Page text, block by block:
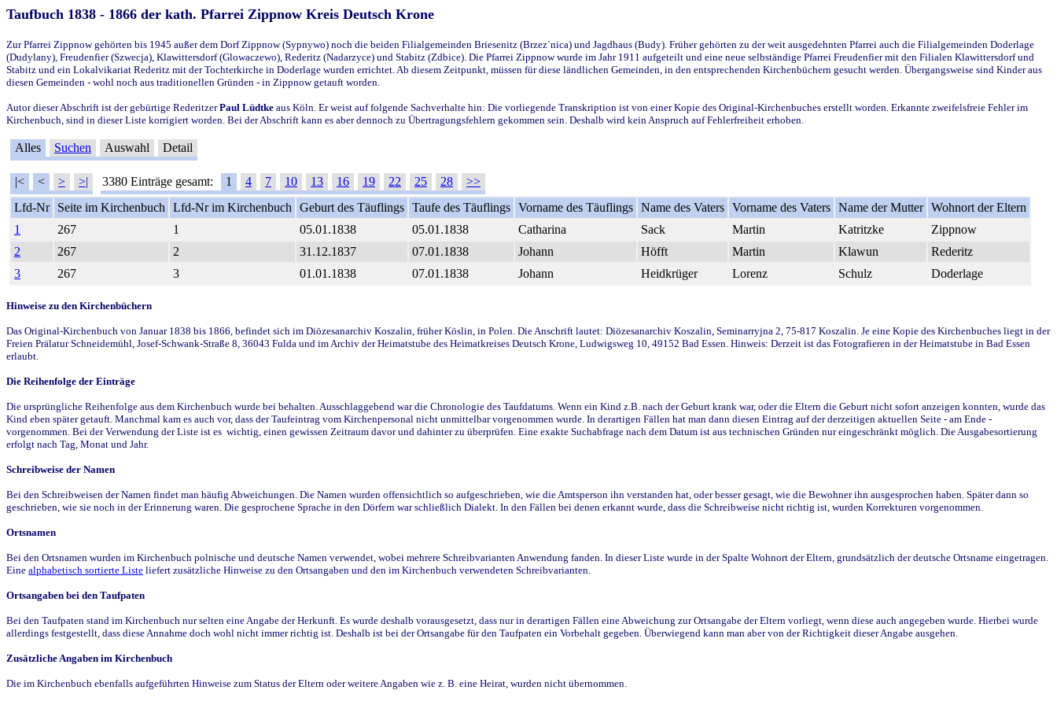
Taufbuch 1838 - 1866 der kath. Pfarrei Zippnow Kreis Deutsch Krone
Zur Pfarrei Zippnow gehörten bis 1945 außer dem Dorf Zippnow (Sypnywo) noch die beiden Filialgemeinden Briesenitz (Brzez`nica) und Jagdhaus (Budy). Früher gehörten zu der weit ausgedehnten Pfarrei auch die Filialgemeinden Doderlage
(Dudylany), Freudenfier (Szwecja), Klawittersdorf (Glowaczewo), Rederitz (Nadarzyce) und Stabitz (Zdbice). Die Pfarrei Zippnow wurde im Jahr 1911 aufgeteilt und eine neue selbständige Pfarrei Freudenfier mit den Filialen Klawittersdorf und
Stabitz und ein Lokalvikariat Rederitz mit der Tochterkirche in Doderlage wurden errichtet. Ab diesem Zeitpunkt, müssen für diese ländlichen Gemeinden, in den entsprechenden Kirchenbüchern gesucht werden. Übergangsweise sind Kinder aus
diesen Gemeinden - wohl noch aus traditionellen Gründen - in Zippnow getauft worden.
Autor dieser Abschrift ist der gebürtige RederitzerPaul Lüdtke aus Köln. Er weist auf folgende Sachverhalte hin: Die vorliegende Transkription ist von einer Kopie des Original-Kirchenbuches erstellt worden. Erkannte zweifelsfreie Fehler im
Kirchenbuch, sind in dieser Liste korrigiert worden. Bei der Abschrift kann es aber dennoch zu Übertragungsfehlern gekommen sein. Deshalb wird kein Anspruch auf Fehlerfreiheit erhoben.
Alles Suchen Auswahl Detail
|< < > >| 3380 Einträge gesamt: 1 4 7 10 13 16 19 22 25 28
>>
Lfd-Nr
Seite im Kirchenbuch Lfd-Nr im Kirchenbuch Geburt des Täuflings Taufe des Täuflings Vorname des Täuflings Name des Vaters Vorname des Vaters Name der Mutter Wohnort der Eltern
1
267 1 05.01.1838 05.01.1838 Catharina Sack Martin Katritzke
Zippnow
2
267 2 31.12.1837 07.01.1838 Johann Höfft Martin Klawun
Rederitz
3
267 3 01.01.1838 07.01.1838 Johann Heidkrüger Lorenz Schulz Doderlage
Hinweise zu den Kirchenbüchern
Das Original-Kirchenbuch von Januar 1838 bis 1866, befindet sich im Diözesanarchiv Koszalin, früher Köslin, in Polen. Die Anschrift lautet: Diözesanarchiv Koszalin, Seminarryjna 2, 75-817 Koszalin. Je eine Kopie des Kirchenbuches liegt in der
Freien Prälatur Schneidemühl, Josef-Schwank-Straße 8, 36043 Fulda und im Archiv der Heimatstube des Heimatkreises Deutsch Krone, Ludwigsweg 10, 49152 Bad Essen. Hinweis: Derzeit ist das Fotografieren in der Heimatstube in Bad Essen
erlaubt.
Die Reihenfolge der Einträge
Die ursprüngliche Reihenfolge aus dem Kirchenbuch wurde bei behalten. Ausschlaggebend war die Chronologie des Taufdatums. Wenn ein Kind z.B. nach der Geburt krank war, oder die Eltern die Geburt nicht sofort anzeigen konnten, wurde das
Kind eben später getauft. Manchmal kam es auch vor, dass der Taufeintrag vom Kirchenpersonal nicht unmittelbar vorgenommen wurde. In derartigen Fällen hat man dann diesen Eintrag auf der derzeitigen aktuellen Seite - am Ende -
vorgenommen. Bei der Verwendung der Liste ist es wichtig, einen gewissen Zeitraum davor und dahinter zu überprüfen. Eine exakte Suchabfrage nach dem Datum ist aus technischen Gründen nur eingeschränkt möglich. Die Ausgabesortierung
erfolgt nach Tag, Monat und Jahr.
Schreibweise der Namen
Bei den Schreibweisen der Namen findet man häufig Abweichungen. Die Namen wurden offensichtlich so aufgeschrieben, wie die Amtsperson ihn verstanden hat, oder besser gesagt, wie die Bewohner ihn ausgesprochen haben. Später dann so
geschrieben, wie sie noch in der Erinnerung waren. Die gesprochene Sprache in den Dörfern war schließlich Dialekt. In den Fällen bei denen erkannt wurde, dass die Schreibweise nicht richtig ist, wurden Korrekturen vorgenommen.
Ortsnamen
Bei den Ortsnamen wurden im Kirchenbuch polnische und deutsche Namen verwendet, wobei mehrere Schreibvarianten Anwendung fanden. In dieser Liste wurde in der Spalte Wohnort der Eltern, grundsätzlich der deutsche Ortsname eingetragen.
Eine alphabetisch sortierte Liste liefert zusätzliche Hinweise zu den Ortsangaben und den im Kirchenbuch verwendeten Schreibvarianten.
Ortsangaben bei den Taufpaten
Bei den Taufpaten stand im Kirchenbuch nur selten eine Angabe der Herkunft. Es wurde deshalb vorausgesetzt, dass nur in derartigen Fällen eine Abweichung zur Ortsangabe der Eltern vorliegt, wenn diese auch angegeben wurde. Hierbei wurde
allerdings festgestellt, dass diese Annahme doch wohl nicht immer richtig ist. Deshalb ist bei der Ortsangabe für den Taufpaten ein Vorbehalt gegeben. Überwiegend kann man aber von der Richtigkeit dieser Angabe ausgehen.
Zusätzliche Angaben im Kirchenbuch
Die im Kirchenbuch ebenfalls aufgeführten Hinweise zum Status der Eltern oder weitere Angaben wie z. B. eine Heirat, wurden nicht übernommen.